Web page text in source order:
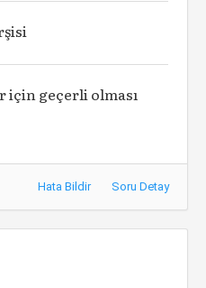
için geçerli olması
Hata Bildir Soru Detay